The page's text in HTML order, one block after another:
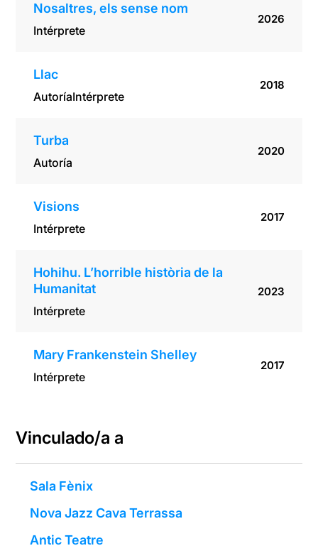
Nosaltres, els sense nom
Intérprete
2026
Llac
AutoríaIntérprete
2018
Turba
Autoría
2020
Visions
Intérprete
2017
Hohihu. L’horrible història de la
Humanitat
Intérprete
2023
Mary Frankenstein Shelley
Intérprete
2017
Vinculado/a a
Sala Fènix
Nova Jazz Cava Terrassa
Antic Teatre